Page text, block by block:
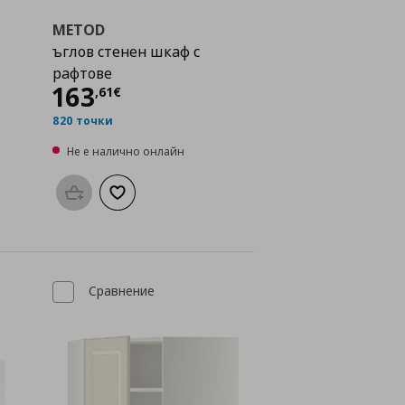
с любими
METOD
ъглов стенен шкаф с
рафтове
163,61€
Цена
820 точки
Не е налично онлайн
Προσθήκη στο καλάθι
Добави към списъка с любими
Сравнение